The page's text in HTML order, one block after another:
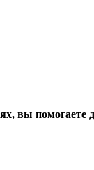
вы помогаете